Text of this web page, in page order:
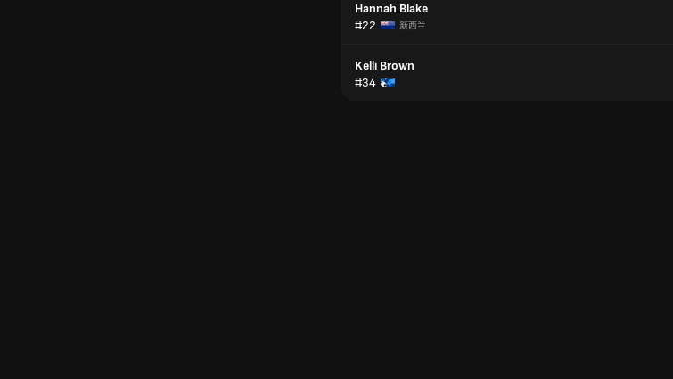
Hannah Blake
#22
新西兰
Kelli Brown
#34